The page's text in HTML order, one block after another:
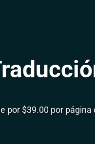
por $39.00 por página